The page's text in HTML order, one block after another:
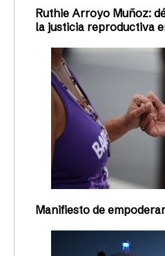
Ruthie Arroyo Muñoz:
la justicia reproductiva
Manifiesto de